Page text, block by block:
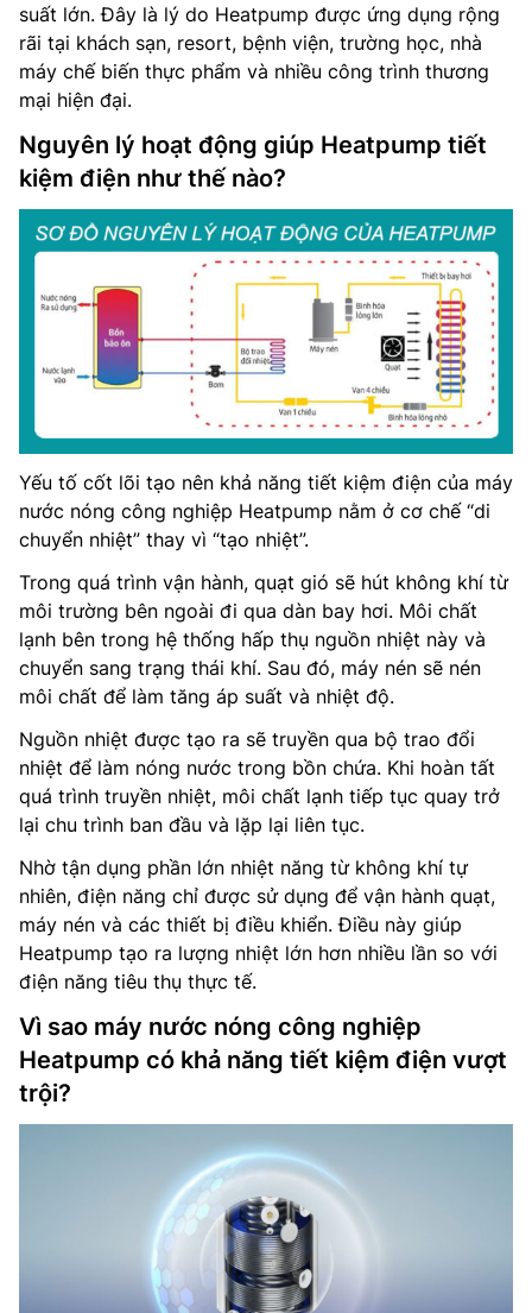
suất lớn. Đây là lý do Heatpump được ứng dụng rộng
rãi tại khách sạn, resort, bệnh viện, trường học, nhà
máy chế biến thực phẩm và nhiều công trình thương
mại hiện đại.
Nguyên lý hoạt động giúp Heatpump tiết
kiệm điện như thế nào?
Yếu tố cốt lõi tạo nên khả năng tiết kiệm điện của máy
nước nóng công nghiệp Heatpump nằm ở cơ chế “di
chuyển nhiệt” thay vì “tạo nhiệt”.
Trong quá trình vận hành, quạt gió sẽ hút không khí từ
môi trường bên ngoài đi qua dàn bay hơi. Môi chất
lạnh bên trong hệ thống hấp thụ nguồn nhiệt này và
chuyển sang trạng thái khí. Sau đó, máy nén sẽ nén
môi chất để làm tăng áp suất và nhiệt độ.
Nguồn nhiệt được tạo ra sẽ truyền qua bộ trao đổi
nhiệt để làm nóng nước trong bồn chứa. Khi hoàn tất
quá trình truyền nhiệt, môi chất lạnh tiếp tục quay trở
lại chu trình ban đầu và lặp lại liên tục.
Nhờ tận dụng phần lớn nhiệt năng từ không khí tự
nhiên, điện năng chỉ được sử dụng để vận hành quạt,
máy nén và các thiết bị điều khiển. Điều này giúp
Heatpump tạo ra lượng nhiệt lớn hơn nhiều lần so với
điện năng tiêu thụ thực tế.
Vì sao máy nước nóng công nghiệp
Heatpump có khả năng tiết kiệm điện vượt
trội?